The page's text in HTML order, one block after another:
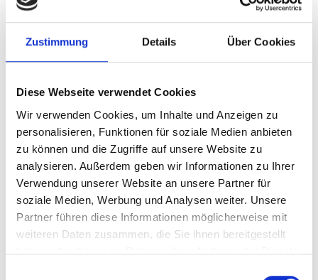
Zustimmung Details Über Cookies
Diese Webseite verwendet Cookies
Wir verwenden Cookies, um Inhalte und Anzeigen zu
personalisieren, Funktionen für soziale Medien anbieten
zu können und die Zugriffe auf unsere Website zu
analysieren. Außerdem geben wir Informationen zu Ihrer
Verwendung unserer Website an unsere Partner für
soziale Medien, Werbung und Analysen weiter. Unsere
Partner führen diese Informationen möglicherweise mit
weiteren Daten zusammen, die Sie ihnen bereitgestellt
haben oder die sie im Rahmen Ihrer Nutzung der Dienste
Den Erwerb von "ForumWPC – MIA" können Sie
Lösung" vornehmen.
Unsere Lösung
Ihre Vorteile
Arbeitshilfe
Preis NachAnmeldungverfügbar